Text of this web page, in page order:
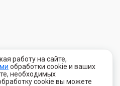
работу на сайте,
обработки cookie и ваших
необходимых
cookie вы можете